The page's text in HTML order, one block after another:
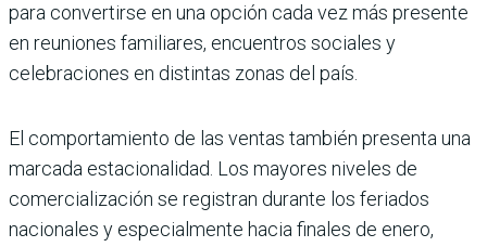
para convertirse en una opción cada vez más presente
en reuniones familiares, encuentros sociales y
celebraciones en distintas zonas del país.
El comportamiento de las ventas también presenta una
marcada estacionalidad. Los mayores niveles de
comercialización se registran durante los feriados
nacionales y especialmente hacia finales de enero,